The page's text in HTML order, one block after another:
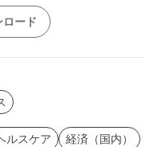
ロード
ルスケア 経済（国内）